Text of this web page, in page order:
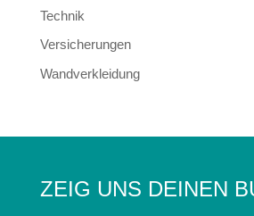
Technik
Versicherungen
Wandverkleidung
ZEIG UNS DEINEN